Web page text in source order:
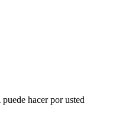
hacer por usted